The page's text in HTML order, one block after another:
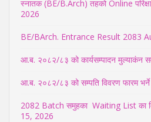
स्नातक (BE/B.Arch) तहको Online
2026
BE/BArch. Entrance Result 2083
आ.ब. २०८२/८३ को कार्यसम्पादन मुल्याकंन
आ.ब. २०८२/८३ को सम्पति विवरण फारम भर्ने
2082 Batch समुहका Waiting List का
15, 2026